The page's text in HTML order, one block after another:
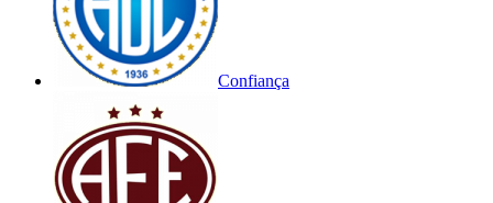
Confiança